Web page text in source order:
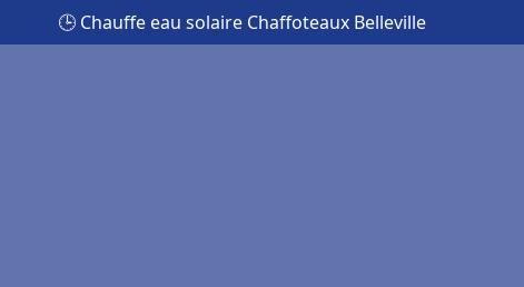
🕒 Chauffe eau solaire Chaffoteaux Belleville